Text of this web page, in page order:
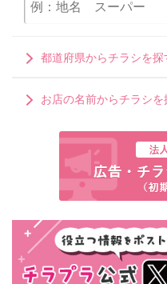
都道府県からチラシを探
お店の名前からチラシを